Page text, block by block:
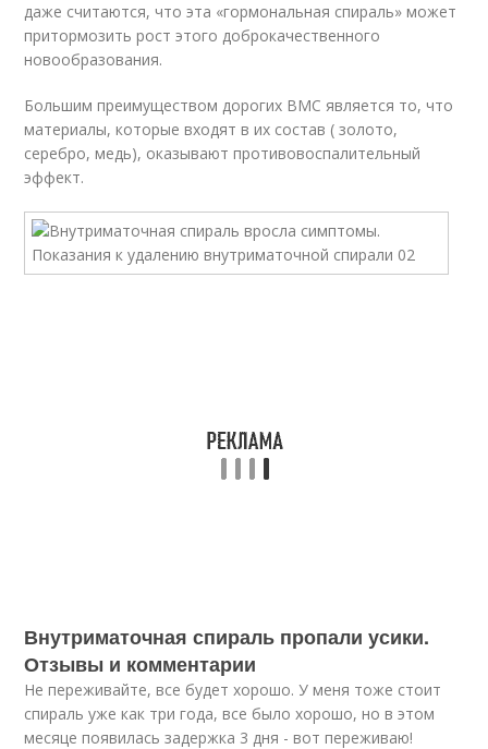
даже считаются, что эта «гормональная спираль» может
притормозить рост этого доброкачественного
новообразования.
Большим преимуществом дорогих ВМС является то, что
материалы, которые входят в их состав ( золото,
серебро, медь), оказывают противовоспалительный
эффект.
Внутриматочная спираль пропали усики.
Отзывы и комментарии
Не переживайте, все будет хорошо. У меня тоже стоит
спираль уже как три года, все было хорошо, но в этом
месяце появилась задержка 3 дня - вот переживаю!